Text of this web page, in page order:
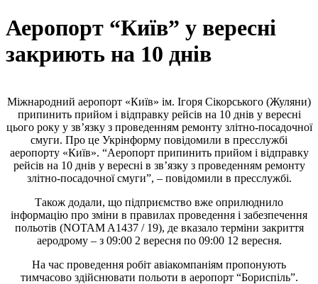
Аеропорт “Київ” у вересні
закриють на 10 днів
Міжнародний аеропорт «Київ» ім. Ігоря Сікорського (Жуляни)
припинить прийом і відправку рейсів на 10 днів у вересні
цього року у зв’язку з проведенням ремонту злітно-посадочної
смуги. Про це Укрінформу повідомили в пресслужбі
аеропорту «Київ». “Аеропорт припинить прийом і відправку
рейсів на 10 днів у вересні в зв’язку з проведенням ремонту
злітно-посадочної смуги”, – повідомили в пресслужбі.
Також додали, що підприємство вже оприлюднило
інформацію про зміни в правилах проведення і забезпечення
польотів (NOTAM A1437 / 19), де вказало терміни закриття
аеродрому – з 09:00 2 вересня по 09:00 12 вересня.
На час проведення робіт авіакомпаніям пропонують
тимчасово здійснювати польоти в аеропорт “Бориспіль”.